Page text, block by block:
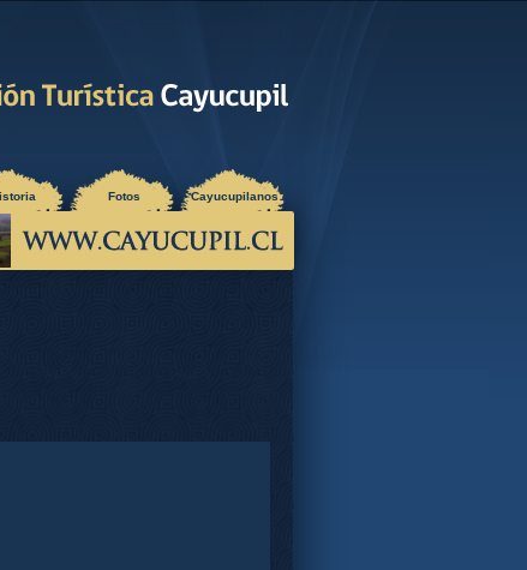
Fotos Cayucupilanos